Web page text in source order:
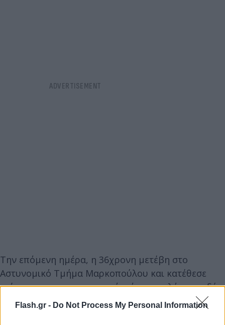
Flash.gr - Do Not Process My Personal Information
Την επόμενη ημέρα, η 36χρονη μετέβη στο
Αστυνομικό Τμήμα Μαρκοπούλου και κατέθεσε
επίσημα για το περιστατικό, κάνοντας λόγο για δύο
έως τρία χτυπήματα – δύο στο κεφάλι και ένα στον